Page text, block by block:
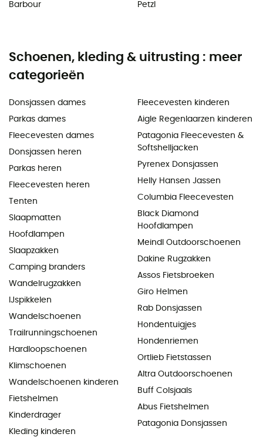
Barbour
Petzl
Schoenen, kleding & uitrusting : meer
categorieën
Donsjassen dames
Parkas dames
Fleecevesten dames
Donsjassen heren
Parkas heren
Fleecevesten heren
Tenten
Slaapmatten
Hoofdlampen
Slaapzakken
Camping branders
Wandelrugzakken
IJspikkelen
Wandelschoenen
Trailrunningschoenen
Hardloopschoenen
Klimschoenen
Wandelschoenen kinderen
Fietshelmen
Kinderdrager
Kleding kinderen
Fleecevesten kinderen
Aigle Regenlaarzen kinderen
Patagonia Fleecevesten &
Softshelljacken
Pyrenex Donsjassen
Helly Hansen Jassen
Columbia Fleecevesten
Black Diamond
Hoofdlampen
Meindl Outdoorschoenen
Dakine Rugzakken
Assos Fietsbroeken
Giro Helmen
Rab Donsjassen
Hondentuigjes
Hondenriemen
Ortlieb Fietstassen
Altra Outdoorschoenen
Buff Colsjaals
Abus Fietshelmen
Patagonia Donsjassen